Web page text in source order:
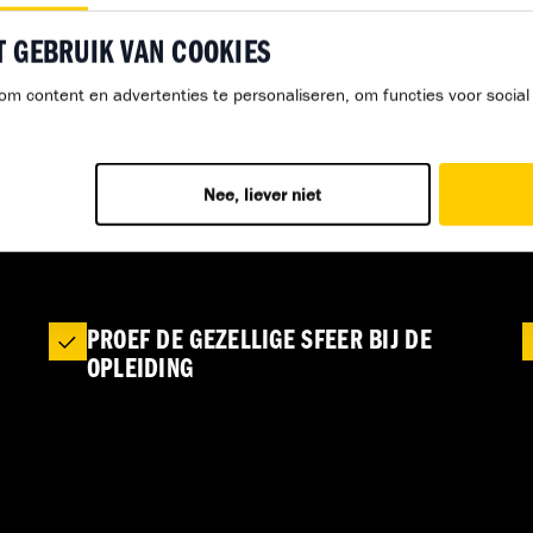
GEBRUIK VAN COOKIES
content en advertenties te personaliseren, om functies voor
Nee, liever niet
DE TOEKOMST VAN
GA IN GESPREK MET LEERLINGEN
DIE DE OPLEIDING NU VOLGEN
PROEF DE GEZELLIGE SFEER BIJ DE
OPLEIDING